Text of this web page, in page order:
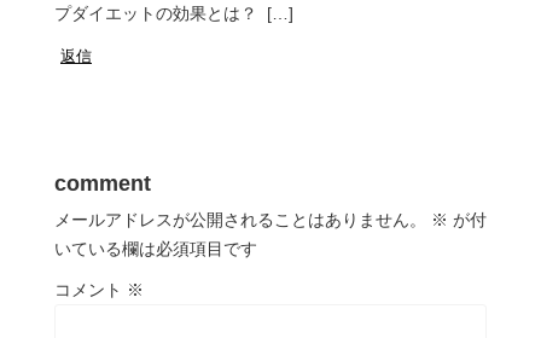
プダイエットの効果とは？ […]
返信
comment
メールアドレスが公開されることはありません。 ※ が付
いている欄は必須項目です
コメント ※